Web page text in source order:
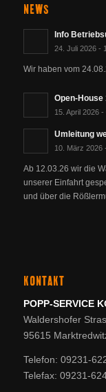
NEWS
Info
24. Juli 2026 -
Wir haben vom
Open-House
15. April 2026 -
Umleitung
10. März 2026
Ab 12.03.26 wir die
unserer Einfahrt
und über die
KONTAKT
POPP-SERVICE
Waldershofer
95615
Telefon: 09231-
Telefax: 09231-